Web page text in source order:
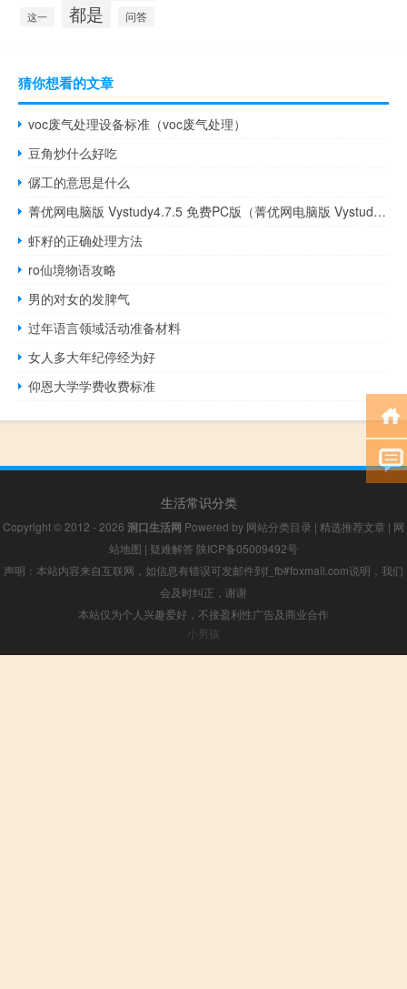
这一 都是 问答
猜你想看的文章
voc废气处理设备标准（voc废气处理）
豆角炒什么好吃
僝工的意思是什么
菁优网电脑版 Vystudy4.7.5 免费PC版（菁优网电脑版 Vystudy4.7.5 免费PC版功能简介）
虾籽的正确处理方法
ro仙境物语攻略
男的对女的发脾气
过年语言领域活动准备材料
女人多大年纪停经为好
仰恩大学学费收费标准
生活常识分类
Copyright © 2012 - 2026 洞口生活网 Powered by 网站分类目录 | 精选推荐文章 | 网
站地图 | 疑难解答 陕ICP备05009492号
声明：本站内容来自互联网，如信息有错误可发邮件到f_fb#foxmail.com说明，我们
会及时纠正，谢谢
本站仅为个人兴趣爱好，不接盈利性广告及商业合作
小男孩